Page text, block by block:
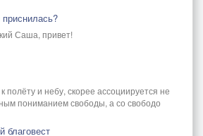
Саша, привет!
полёту и небу, скорее ассоциируется не
пониманием свободы, а со свободо
благовест